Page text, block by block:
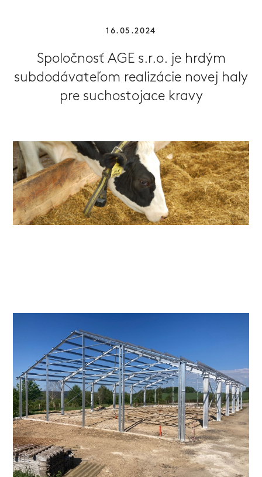
16.05.2024
Spoločnosť AGE s.r.o. je hrdým
subdodávateľom realizácie novej haly
pre suchostojace kravy